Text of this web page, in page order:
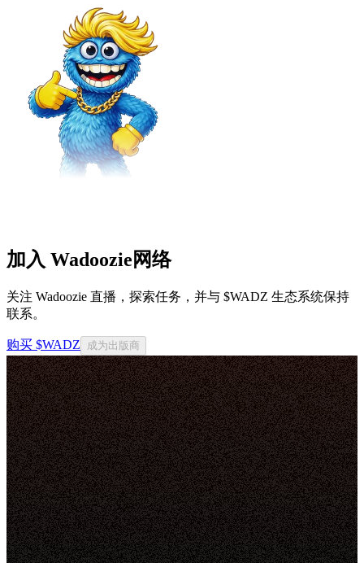
加入 Wadoozie网络
关注 Wadoozie 直播，探索任务，并与 $WADZ 生态系统保持
联系。
购买 $WADZ 成为出版商